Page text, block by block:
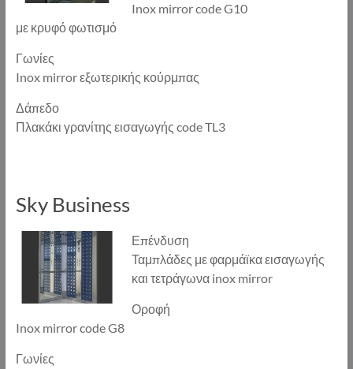
Inox mirror code G10
με κρυφό φωτισμό
Γωνίες
Inox mirror εξωτερικής κούρμπας
Δάπεδο
Πλακάκι γρανίτης εισαγωγής code TL3
Sky Business
Επένδυση
Ταμπλάδες με φαρμάϊκα εισαγωγής
και τετράγωνα inox mirror
Οροφή
Inox mirror code G8
Γωνίες